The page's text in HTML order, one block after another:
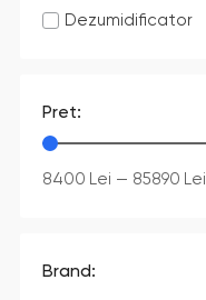
Dezumidificator
Pret:
8400 Lei — 85890 Lei
Brand: